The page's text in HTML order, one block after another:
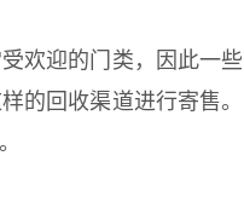
欢迎的门类，因此一些
的回收渠道进行寄售。